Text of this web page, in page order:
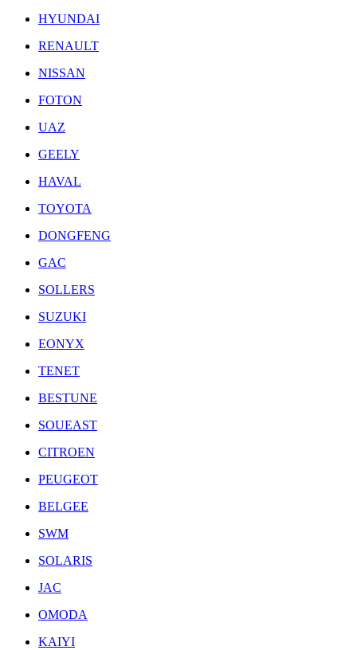
HYUNDAI
RENAULT
NISSAN
FOTON
UAZ
GEELY
HAVAL
TOYOTA
DONGFENG
GAC
SOLLERS
SUZUKI
EONYX
TENET
BESTUNE
SOUEAST
CITROEN
PEUGEOT
BELGEE
SWM
SOLARIS
JAC
OMODA
KAIYI